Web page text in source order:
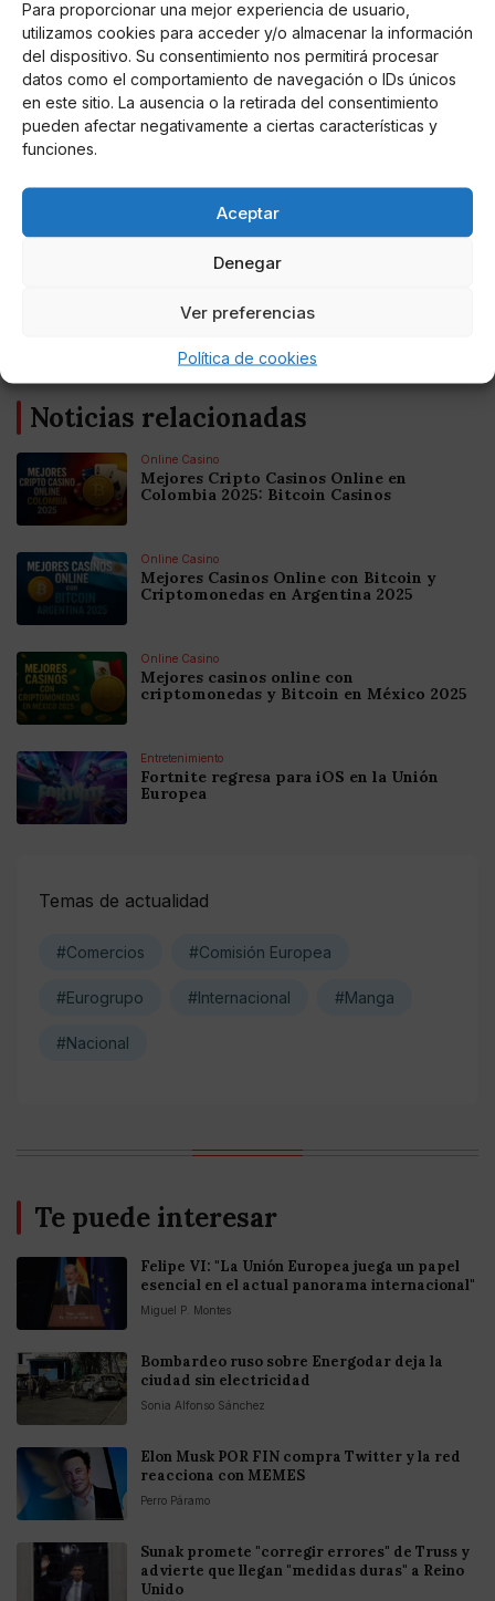
Para proporcionar una mejor experiencia de usuario,
utilizamos cookies para acceder y/o almacenar la información
del dispositivo. Su consentimiento nos permitirá procesar
datos como el comportamiento de navegación o IDs únicos
en este sitio. La ausencia o la retirada del consentimiento
pueden afectar negativamente a ciertas características y
funciones.
Aceptar
Denegar
Ver preferencias
Política de cookies
ratificación de la nueva Decisión sobre recursos
propios por parte de todos los Estados miembros de
conformidad con sus requisitos constitucionales.
La Comisión confía en el compromiso de los Estados
miembros de proceder lo antes posible, en interés de
Miguel P. Montes
Noticias relacionadas
Online Casino
Mejores Cripto Casinos Online en
Colombia 2025: Bitcoin Casinos
Online Casino
Mejores Casinos Online con Bitcoin y
Criptomonedas en Argentina 2025
Online Casino
Mejores casinos online con
criptomonedas y Bitcoin en México 2025
Entretenimiento
Fortnite regresa para iOS en la Unión
Europea
Temas de actualidad
#Comercios #Comisión Europea
#Eurogrupo #Internacional #Manga
#Nacional
Te puede interesar
Felipe VI: "La Unión Europea juega un papel
esencial en el actual panorama internacional"
Miguel P. Montes
Bombardeo ruso sobre Energodar deja la
ciudad sin electricidad
Sonia Alfonso Sánchez
Elon Musk POR FIN compra Twitter y la red
reacciona con MEMES
Perro Páramo
Sunak promete "corregir errores" de Truss y
advierte que llegan "medidas duras" a Reino
Unido